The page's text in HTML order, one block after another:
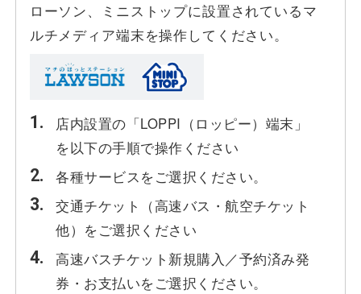
ローソン、ミニストップに設置されているマ
ルチメディア端末を操作してください。
店内設置の「LOPPI（ロッピー）端末」
を以下の手順で操作ください
各種サービスをご選択ください。
交通チケット（高速バス・航空チケット
他）をご選択ください
高速バスチケット新規購入／予約済み発
券・お支払いをご選択ください。